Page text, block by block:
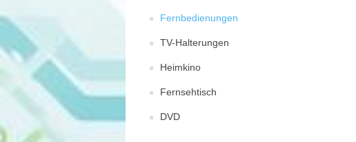
Fernbedienungen
TV-Halterungen
Heimkino
Fernsehtisch
DVD